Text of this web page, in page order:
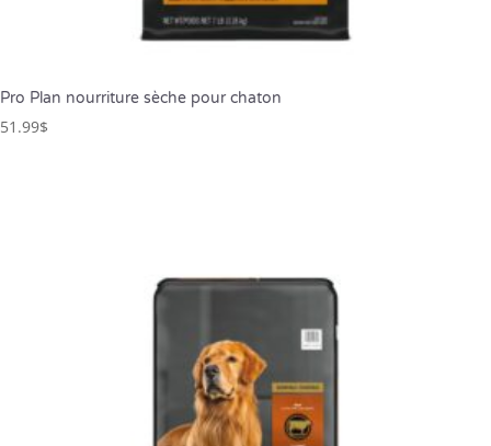
Pro Plan nourriture sèche pour chaton
51.99$